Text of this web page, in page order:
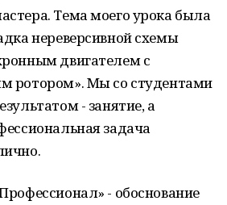
Тема моего урока была
нереверсивной схемы
двигателем с
ротором». Мы со студентами
- занятие, а
задача
- обоснование